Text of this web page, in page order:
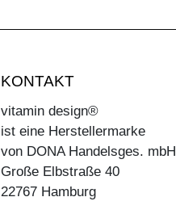
KONTAKT
vitamin design®
ist eine Herstellermarke
von DONA Handelsges. mbH
Große Elbstraße 40
22767 Hamburg